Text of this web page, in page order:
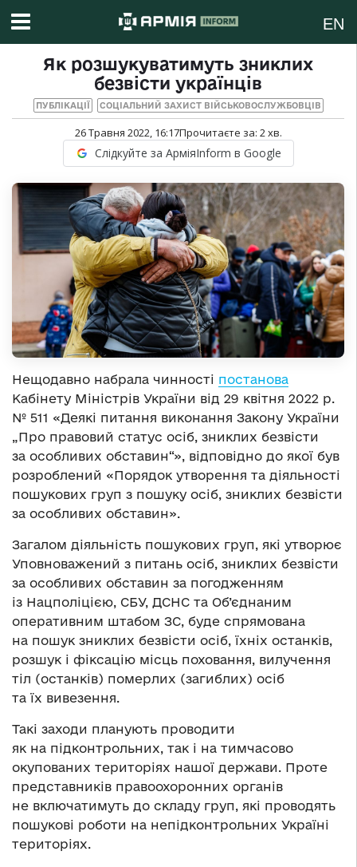
EN
Як розшукуватимуть зниклих
безвісти українців
ПУБЛІКАЦІЇ СОЦІАЛЬНИЙ ЗАХИСТ ВІЙСЬКОВОСЛУЖБОВЦІВ
26 Травня 2022, 16:17Прочитаєте за: 2хв.
Слідкуйте за АрміяInform в Google
Нещодавно набрала чинності постанова
Кабінету Міністрів України від 29 квітня 2022 р.
№ 511 «Деякі питання виконання Закону України
„Про правовий статус осіб, зниклих безвісти
за особливих обставин“», відповідно до якої був
розроблений «Порядок утворення та діяльності
пошукових груп з пошуку осіб, зниклих безвісти
за особливих обставин».
Загалом діяльність пошукових груп, які утворює
Уповноважений з питань осіб, зниклих безвісти
за особливих обставин за погодженням
із Нацполіцією, СБУ, ДСНС та Об’єднаним
оперативним штабом ЗС, буде спрямована
на пошук зниклих безвісти осіб, їхніх останків,
розшук і фіксацію місць поховання, вилучення
тіл (останків) померлих (загиблих) осіб
та їх вивезення.
Такі заходи планують проводити
як на підконтрольних, так і на тимчасово
окупованих територіях нашої держави. Проте
представників правоохоронних органів
не включатимуть до складу груп, які проводять
пошукові роботи на непідконтрольних Україні
територіях.